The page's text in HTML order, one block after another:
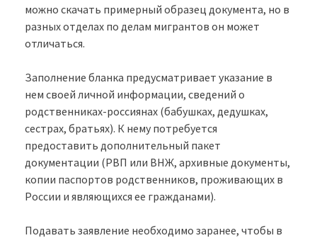
можно скачать примерный образец документа, но в
разных отделах по делам мигрантов он может
отличаться.
Заполнение бланка предусматривает указание в
нем своей личной информации, сведений о
родственниках-россиянах (бабушках, дедушках,
сестрах, братьях). К нему потребуется
предоставить дополнительный пакет
документации (РВП или ВНЖ, архивные документы,
копии паспортов родственников, проживающих в
России и являющихся ее гражданами).
Подавать заявление необходимо заранее, чтобы в